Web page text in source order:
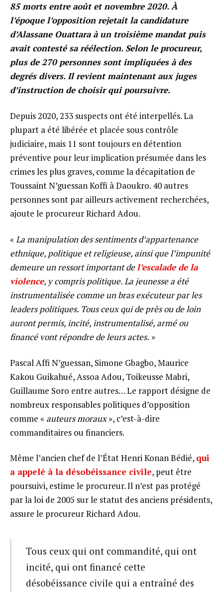
85 morts entre août et novembre 2020. À
l’époque l’opposition rejetait la candidature
d’Alassane Ouattara à un troisième mandat puis
avait contesté sa réélection. Selon le procureur,
plus de 270 personnes sont impliquées à des
degrés divers. Il revient maintenant aux juges
d’instruction de choisir qui poursuivre.
Depuis 2020, 233 suspects ont été interpellés. La
plupart a été libérée et placée sous contrôle
judiciaire, mais 11 sont toujours en détention
préventive pour leur implication présumée dans les
crimes les plus graves, comme la décapitation de
Toussaint N’guessan Koffi à Daoukro. 40 autres
personnes sont par ailleurs activement recherchées,
ajoute le procureur Richard Adou.
« La manipulation des sentiments d’appartenance
ethnique, politique et religieuse, ainsi que l’impunité
demeure un ressort important del’escalade de la
violence, y compris politique. La jeunesse a été
instrumentalisée comme un bras exécuteur par les
leaders politiques. Tous ceux qui de près ou de loin
auront permis, incité, instrumentalisé, armé ou
financé vont répondre de leurs actes. »
Pascal Affi N’guessan, Simone Gbagbo, Maurice
Kakou Guikahué, Assoa Adou, Toikeusse Mabri,
Guillaume Soro entre autres… Le rapport désigne de
nombreux responsables politiques d’opposition
comme « auteurs moraux», c’est-à-dire
commanditaires ou financiers.
Même l’ancien chef de l’État Henri Konan Bédié, qui
a appelé à la désobéissance civile, peut être
poursuivi, estime le procureur. Il n’est pas protégé
par la loi de 2005 sur le statut des anciens présidents,
assure le procureur Richard Adou.
Tous ceux qui ont commandité, qui ont
incité, qui ont financé cette
désobéissance civile qui a entraîné des